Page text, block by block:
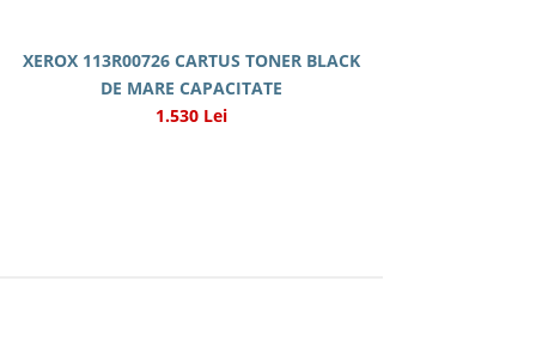
XEROX 113R00726 CARTUS TONER BLACK
DE MARE CAPACITATE
1.530 Lei